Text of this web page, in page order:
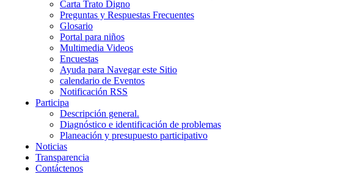
Carta Trato Digno
Preguntas y Respuestas Frecuentes
Glosario
Portal para niños
Multimedia Videos
Encuestas
Ayuda para Navegar este Sitio
calendario de Eventos
Notificación RSS
Participa
Descripción general.
Diagnóstico e identificación de problemas
Planeación y presupuesto participativo
Noticias
Transparencia
Contáctenos